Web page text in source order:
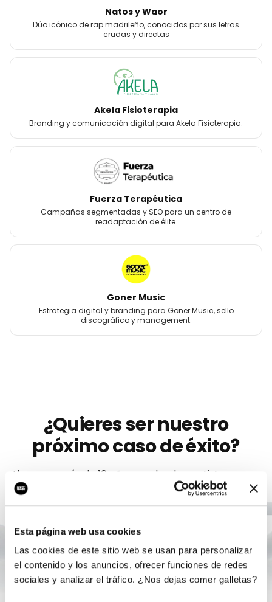
Esta página web usa cookies
Las cookies de este sitio web se usan para personalizar
el contenido y los anuncios, ofrecer funciones de redes
sociales y analizar el tráfico. ¿Nos dejas comer galletas?
Natos y Waor
Dúo icónico de rap madrileño, conocidos por sus letras
crudas y directas
Akela Fisioterapia
Branding y comunicación digital para Akela Fisioterapia.
Fuerza Terapéutica
Campañas segmentadas y SEO para un centro de
readaptación de élite.
Goner Music
Estrategia digital y branding para Goner Music, sello
discográfico y management.
¿Quieres ser nuestro
próximo caso de éxito?
Llevamos más de 10 años ayudando a artistas
Bolt Music
a crecer con marketing digital serio. Sin
permanencia, sin humo, con un único responsable.
Agendar auditoría gratis